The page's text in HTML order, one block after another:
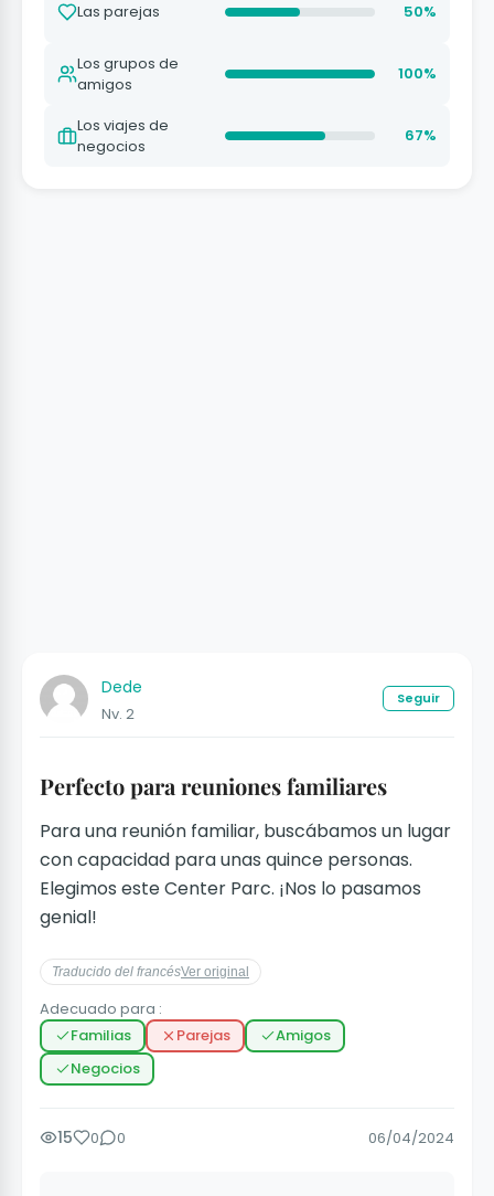
Las parejas 50%
Los grupos de
amigos
100%
Los viajes de
negocios
67%
Dede
Nv. 2
Seguir
Perfecto para reuniones familiares
Para una reunión familiar, buscábamos un lugar
con capacidad para unas quince personas.
Elegimos este Center Parc. ¡Nos lo pasamos
genial!
Traducido del francésVer original
Adecuado para :
Familias
Parejas
Amigos
Negocios
15 0 0 06/04/2024